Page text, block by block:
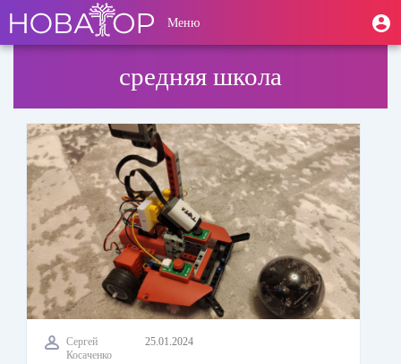
основному
User
account
Меню
средняя школа
Сергей
Косаченко
25.01.2024